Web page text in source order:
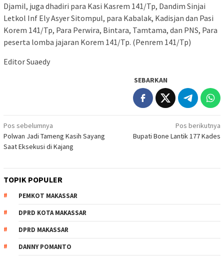
Djamil, juga dhadiri para Kasi Kasrem 141/Tp, Dandim Sinjai
Letkol Inf Ely Asyer Sitompul, para Kabalak, Kadisjan dan Pasi
Korem 141/Tp, Para Perwira, Bintara, Tamtama, dan PNS, Para
peserta lomba jajaran Korem 141/Tp. (Penrem 141/Tp)
Editor Suaedy
SEBARKAN
Navigasi
pos
Pos sebelumnya
Polwan Jadi Tameng Kasih Sayang
Saat Eksekusi di Kajang
Pos berikutnya
Bupati Bone Lantik 177 Kades
TOPIK POPULER
PEMKOT MAKASSAR
DPRD KOTA MAKASSAR
DPRD MAKASSAR
DANNY POMANTO